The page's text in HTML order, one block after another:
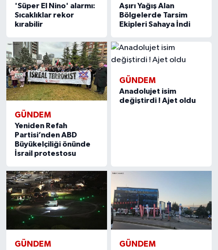
'Süper El Nino' alarmı:
Sıcaklıklar rekor
kırabilir
Aşırı Yağış Alan
Bölgelerde Tarsim
Ekipleri Sahaya İndi
GÜNDEM
Yeniden Refah
Partisi’nden ABD
Büyükelçiliği önünde
İsrail protestosu
GÜNDEM
Anadolujet isim
değiştirdi ! Ajet oldu
GÜNDEM GÜNDEM